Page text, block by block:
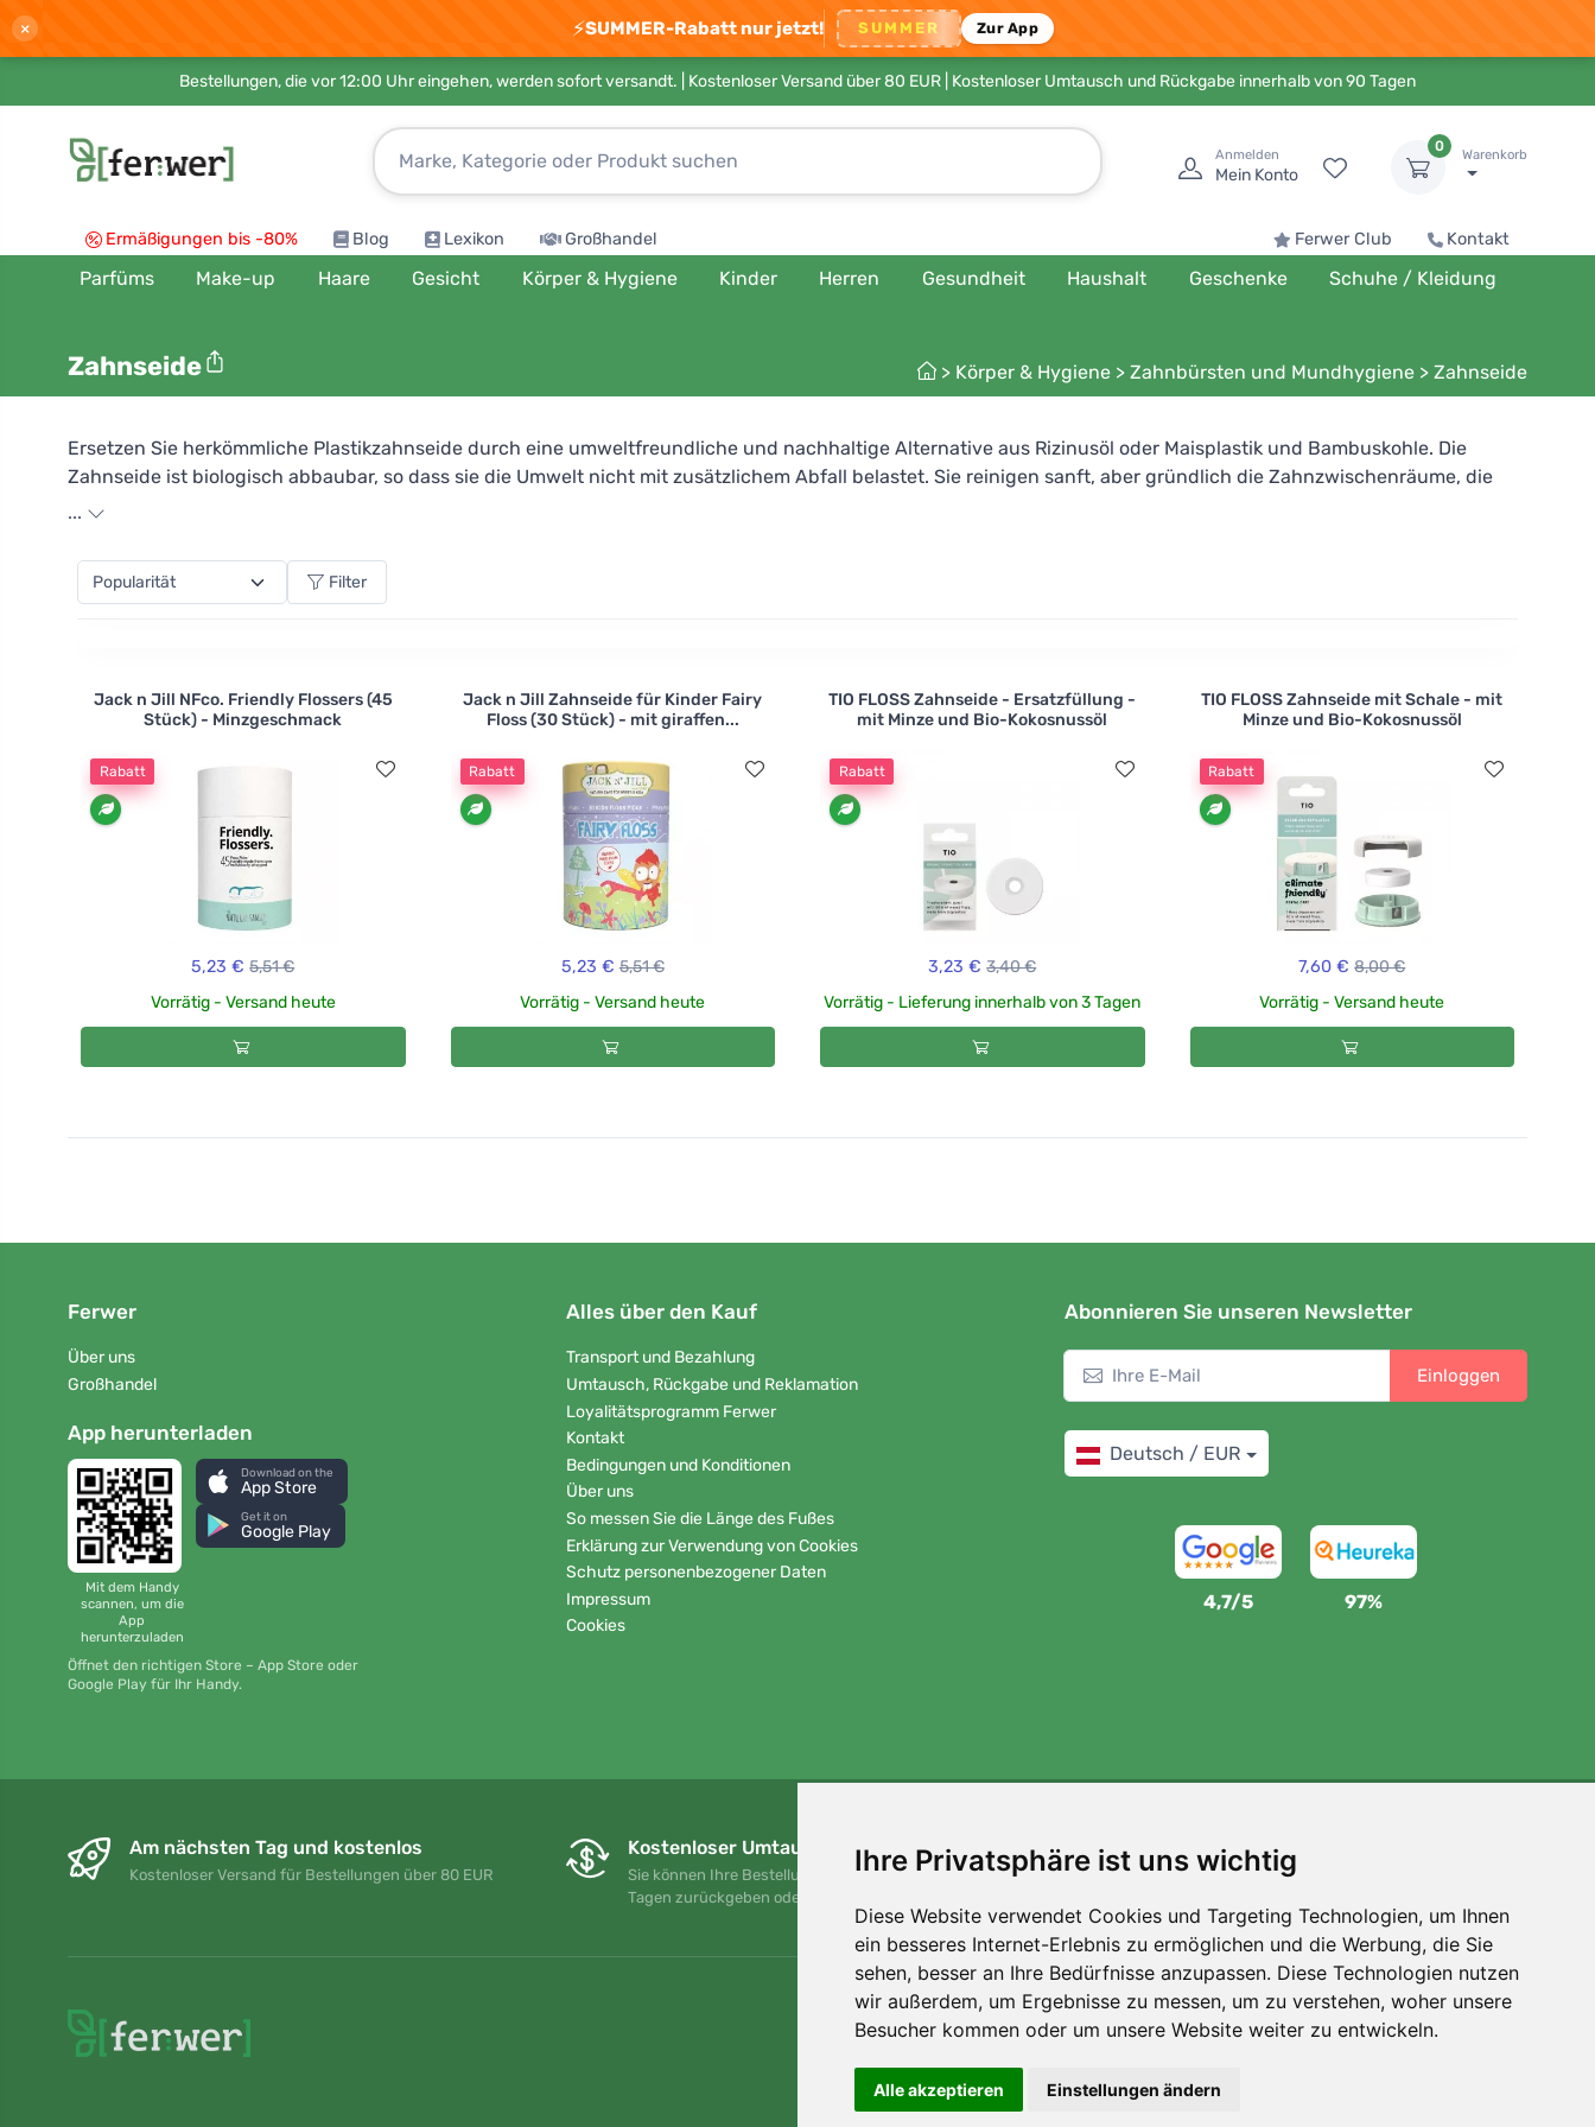
Ihre Privatsphäre ist uns wichtig
Diese Website verwendet Cookies und Targeting Technologien, um Ihnen
ein besseres Internet-Erlebnis zu ermöglichen und die Werbung, die Sie
sehen, besser an Ihre Bedürfnisse anzupassen. Diese Technologien nutzen
wir außerdem, um Ergebnisse zu messen, um zu verstehen, woher unsere
Besucher kommen oder um unsere Website weiter zu entwickeln.
Alle akzeptieren Einstellungen ändern
× ⚡SUMMER-Rabatt nur jetzt! SUMMER Zur App
Bestellungen, die vor 12:00 Uhr eingehen, werden sofort versandt. | Kostenloser Versand über 80 EUR | Kostenloser Umtausch und Rückgabe innerhalb von 90 Tagen
Anmelden
Mein Konto
0
Warenkorb
Ermäßigungen bis -80% Blog Lexikon Großhandel Ferwer Club Kontakt
Parfüms Make-up Haare Gesicht Körper & Hygiene Kinder Herren Gesundheit Haushalt Geschenke Schuhe / Kleidung
> Körper & Hygiene > Zahnbürsten und Mundhygiene > Zahnseide
Zahnseide
Ersetzen Sie herkömmliche Plastikzahnseide durch eine umweltfreundliche und nachhaltige Alternative aus Rizinusöl oder Maisplastik und Bambuskohle. Die
Zahnseide ist biologisch abbaubar, so dass sie die Umwelt nicht mit zusätzlichem Abfall belastet. Sie reinigen sanft, aber gründlich die Zahnzwischenräume, die
eine Zahnbürste nicht erreicht. Dies verhindert die Ansammlung von Bakterien und Mikroben an solchen unzugänglichen Stellen und die Entstehung von Karies
...
Filter
Jack n Jill NFco. Friendly Flossers (45
Stück) - Minzgeschmack
Rabatt
5,23 € 5,51 €
Vorrätig - Versand heute
Jack n Jill Zahnseide für Kinder Fairy
Floss (30 Stück) - mit giraffen...
Rabatt
5,23 € 5,51 €
Vorrätig - Versand heute
TIO FLOSS Zahnseide - Ersatzfüllung -
mit Minze und Bio-Kokosnussöl
Rabatt
3,23 € 3,40 €
Vorrätig - Lieferung innerhalb von 3 Tagen
TIO FLOSS Zahnseide mit Schale - mit
Minze und Bio-Kokosnussöl
Rabatt
7,60 € 8,00 €
Vorrätig - Versand heute
Ferwer
Über uns
Großhandel
App herunterladen
Mit dem Handy
scannen, um die
App
herunterzuladen
Download on the
App Store
Get it on
Google Play
Öffnet den richtigen Store – App Store oder
Google Play für Ihr Handy.
Alles über den Kauf
Transport und Bezahlung
Umtausch, Rückgabe und Reklamation
Loyalitätsprogramm Ferwer
Kontakt
Bedingungen und Konditionen
Über uns
So messen Sie die Länge des Fußes
Erklärung zur Verwendung von Cookies
Schutz personenbezogener Daten
Impressum
Cookies
Abonnieren Sie unseren Newsletter
Einloggen
Deutsch / EUR
4,7/5 97%
Am nächsten Tag und kostenlos
Kostenloser Versand für Bestellungen über 80 EUR
Kostenloser Umtausch und Rückgabe
Sie können Ihre Bestellung jederzeit innerhalb von 90
Tagen zurückgeben oder umtauschen.
Wir unterstützen Trees.org
Für jede Bestellung pflanzen wir einen Baum! Mehr